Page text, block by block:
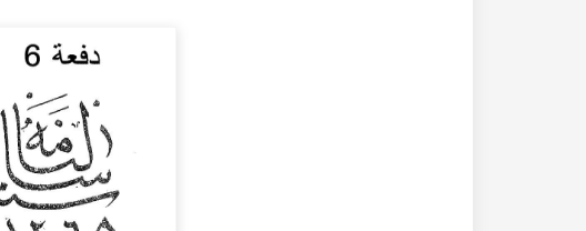
كتاب نهر الذهب في تاريخ حلب - الاجزاء الثلاثة الطبعة